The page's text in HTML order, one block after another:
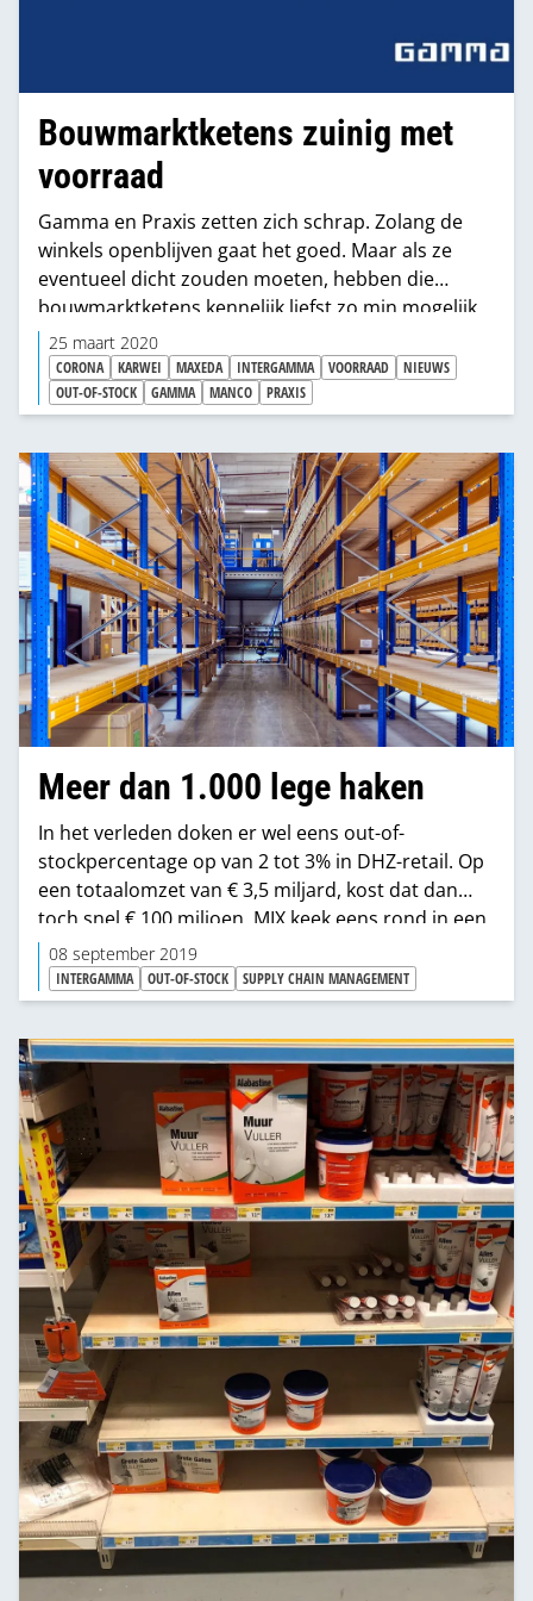
Bouwmarktketens zuinig met
voorraad
Gamma en Praxis zetten zich schrap. Zolang de
winkels openblijven gaat het goed. Maar als ze
eventueel dicht zouden moeten, hebben die
bouwmarktketens kennelijk liefst zo min mogelijk
voorraad.
25 maart 2020
CORONA KARWEI MAXEDA INTERGAMMA VOORRAAD
NIEUWS
OUT-OF-STOCK
GAMMA MANCO PRAXIS
Meer dan 1.000 lege haken
In het verleden doken er wel eens out-of-
stockpercentage op van 2 tot 3% in DHZ-retail. Op
een totaalomzet van € 3,5 miljard, kost dat dan
toch snel € 100 miljoen. MIX keek eens rond in een
paar winkels en turfde daar domweg de lege
haken. Schrikbarende tellingen leverde dat op.
08 september 2019
INTERGAMMA OUT-OF-STOCK SUPPLY CHAIN MANAGEMENT